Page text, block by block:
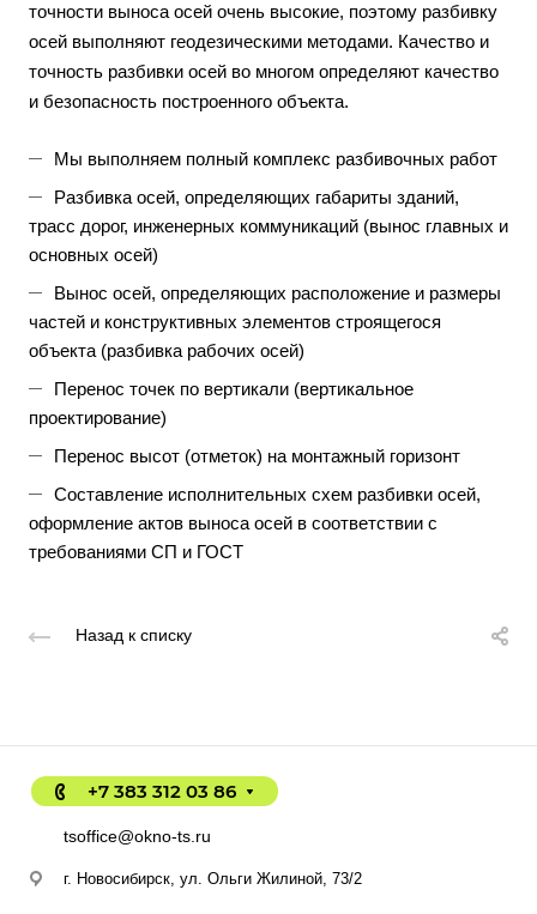
точности выноса осей очень высокие, поэтому разбивку
осей выполняют геодезическими методами. Качество и
точность разбивки осей во многом определяют качество
и безопасность построенного объекта.
Мы выполняем полный комплекс разбивочных работ
Разбивка осей, определяющих габариты зданий,
трасс дорог, инженерных коммуникаций (вынос главных и
основных осей)
Вынос осей, определяющих расположение и размеры
частей и конструктивных элементов строящегося
объекта (разбивка рабочих осей)
Перенос точек по вертикали (вертикальное
проектирование)
Перенос высот (отметок) на монтажный горизонт
Составление исполнительных схем разбивки осей,
оформление актов выноса осей в соответствии с
требованиями СП и ГОСТ
Назад к списку
+7 383 312 03 86
tsoffice@okno-ts.ru
г. Новосибирск, ул. Ольги Жилиной, 73/2